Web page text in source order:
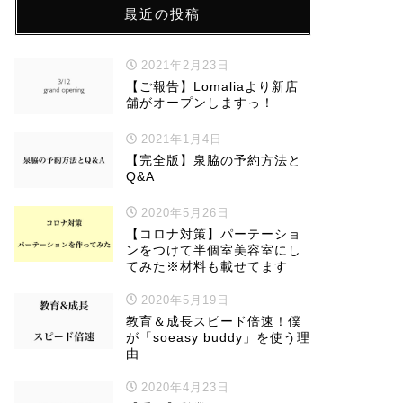
最近の投稿
2021年2月23日
【ご報告】Lomaliaより新店
舗がオープンしますっ！
2021年1月4日
【完全版】泉脇の予約方法と
Q&A
2020年5月26日
【コロナ対策】パーテーショ
ンをつけて半個室美容室にし
てみた※材料も載せてます
2020年5月19日
教育＆成長スピード倍速！僕
が「soeasy buddy」を使う理
由
2020年4月23日